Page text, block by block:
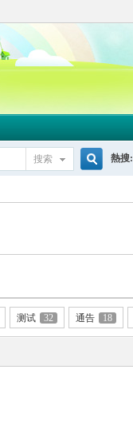
搜索 熱搜:
测试 32 通告 18